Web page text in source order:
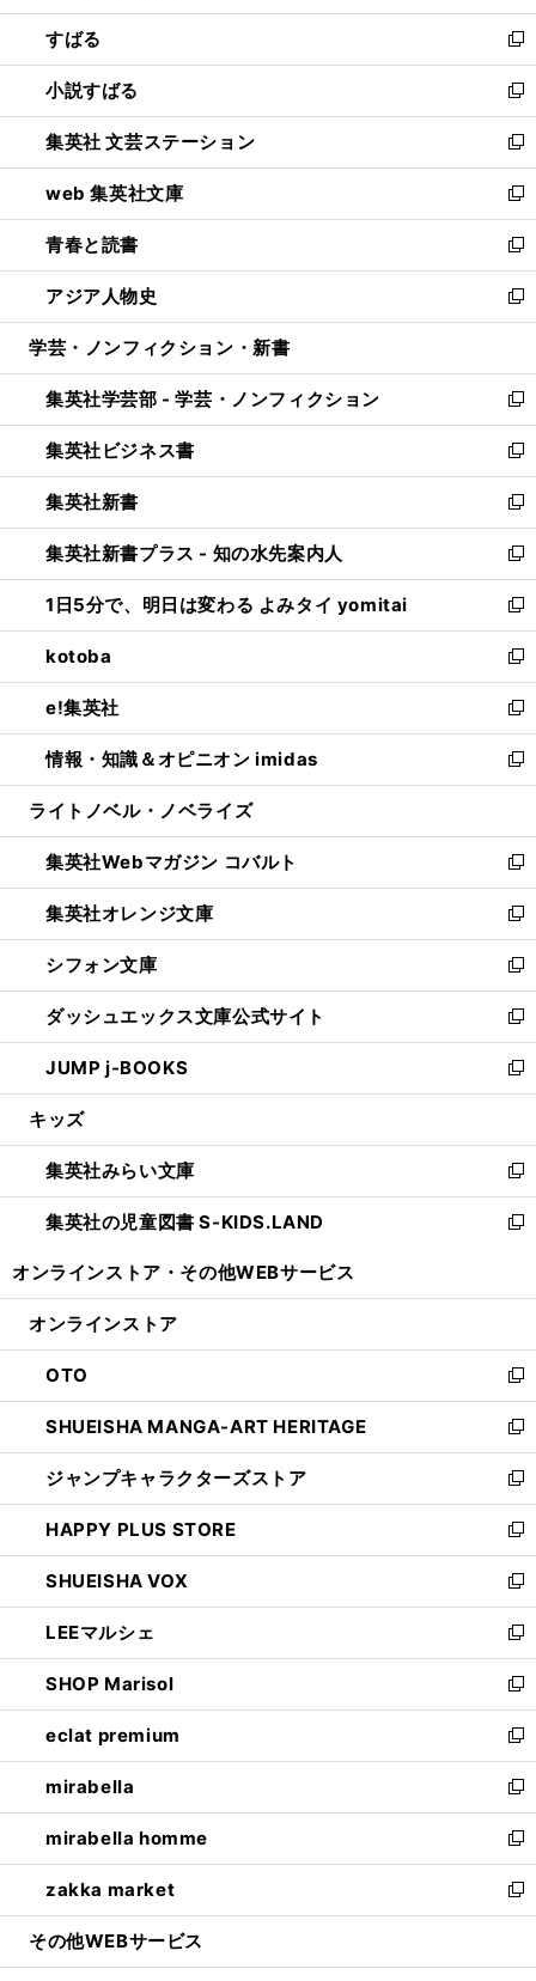
開
く
ウ
で
開
く
ン
ド
ウ
で
開
く
すばる
新
し
い
ウ
ィ
ン
ド
ウ
で
開
く
小説すばる
新
し
い
ウ
ィ
ン
ド
ウ
で
開
集英社 文芸ステーション
新
し
い
ウ
ィ
ン
ド
ウ
開
く
web 集英社文庫
新
し
い
ウ
ィ
ン
ウ
で
開
く
青春と読書
新
し
い
ウ
ン
ド
ウ
で
開
く
アジア人物史
新
し
ウ
ィ
ン
ド
ウ
で
開
く
学芸・ノンフィクション・新書
集英社学芸部 - 学芸・ノンフィクション
新
し
い
ウ
ィ
ン
ド
ウ
で
開
く
集英社ビジネス書
新
し
い
ウ
ィ
ン
ド
ウ
で
開
く
集英社新書
新
し
い
ウ
ィ
ン
ド
ウ
で
開
く
集英社新書プラス - 知の水先案内人
新
し
い
ウ
ィ
ン
ド
ウ
で
開
1日5分で、明日は変わる よみタイ yomitai
新
し
い
ウ
ィ
ン
ド
ウ
開
く
kotoba
新
し
い
ウ
ィ
ン
ウ
で
開
く
e!集英社
新
し
い
ウ
ン
ド
ウ
で
開
く
情報・知識＆オピニオン imidas
新
し
ウ
ィ
ン
ド
ウ
で
開
く
ライトノベル・ノベライズ
集英社Webマガジン コバルト
新
し
い
ウ
ィ
ン
ド
ウ
で
開
集英社オレンジ文庫
新
し
い
ウ
ィ
ン
ド
ウ
開
く
シフォン文庫
新
し
い
ウ
ィ
ン
ウ
で
開
く
ダッシュエックス文庫公式サイト
新
し
い
ウ
ン
ド
ウ
で
JUMP j-BOOKS
新
し
ウ
ィ
ン
ド
開
キッズ
集英社みらい文庫
新
し
い
ン
ウ
で
開
く
集英社の児童図書 S-KIDS.LAND
新
ウ
ン
ド
ウ
で
開
く
オンラインストア・ その他WEBサービス
オンラインストア
OTO
新
し
い
ウ
ィ
ン
ド
ウ
で
開
く
SHUEISHA MANGA-ART HERITAGE
新
し
い
ウ
ィ
ン
ド
ウ
で
開
く
ジャンプキャラクターズストア
新
し
い
ウ
ィ
ン
ド
ウ
で
開
く
HAPPY PLUS STORE
新
し
い
ウ
ィ
ン
ド
ウ
で
開
く
SHUEISHA VOX
新
し
い
ウ
ィ
ン
ド
ウ
で
開
く
LEEマルシェ
新
し
い
ウ
ィ
ン
ド
ウ
で
開
く
SHOP Marisol
新
し
い
ウ
ィ
ン
ド
ウ
で
開
eclat premium
新
し
い
ウ
ィ
ン
ド
ウ
開
mirabella
新
し
い
ウ
ィ
ン
ウ
mirabella homme
新
し
い
ウ
ン
zakka market
新
し
ウ
その他WEBサービス